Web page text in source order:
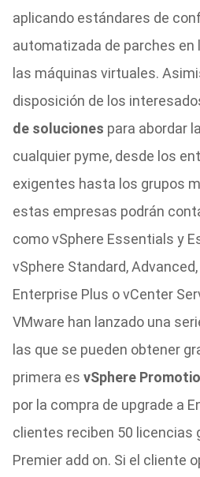
aplicando estándares de
automatizada de parches
las máquinas virtuales.
disposición de los
de soluciones para abordar
cualquier pyme, desde los
exigentes hasta los grupos
estas empresas podrán
como vSphere Essentials y
vSphere Standard,
Enterprise Plus o vCenter
VMware han lanzado una
las que se pueden obtener
primera es vSphere
por la compra de upgrade a
clientes reciben 50 licencias
Premier add on. Si el cliente